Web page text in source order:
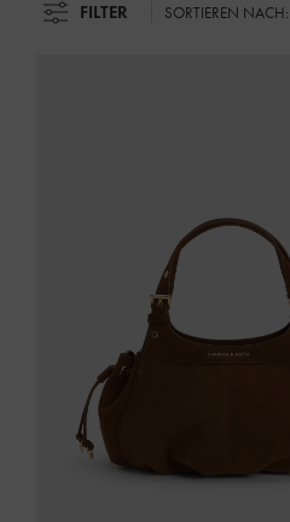
FILTER SORTIEREN NACH: